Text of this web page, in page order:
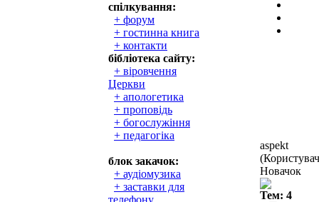
спілкування:
+ форум
+ гостинна книга
+ контакти
бібліотека сайту:
+ віровчення
Церкви
+ апологетика
+ проповідь
+ богослужіння
+ педагогіка
блок закачок:
+ аудіомузика
+ заставки для
телефону
aspekt
Новачок
Тем: 4